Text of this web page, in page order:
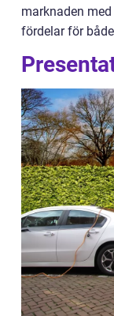
marknaden
fördelar för